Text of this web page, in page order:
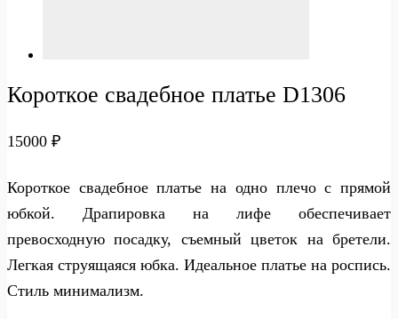
Короткое свадебное платье D1306
15000 ₽
Короткое свадебное платье на одно плечо с прямой
юбкой. Драпировка на лифе обеспечивает
превосходную посадку, съемный цветок на бретели.
Легкая струящаяся юбка. Идеальное платье на роспись.
Стиль минимализм.